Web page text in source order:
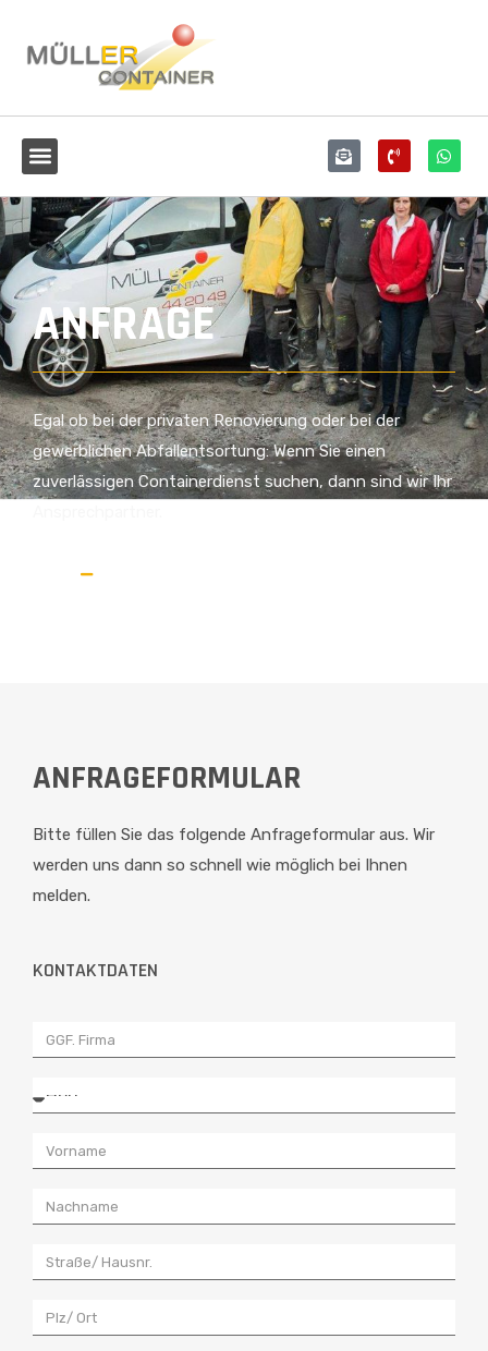
ANFRAGE
Egal ob bei der privaten Renovierung oder bei der
gewerblichen Abfallentsortung: Wenn Sie einen
zuverlässigen Containerdienst suchen, dann sind wir Ihr
ANFRAGEFORMULAR
Bitte füllen Sie das folgende Anfrageformular aus. Wir
werden uns dann so schnell wie möglich bei Ihnen
melden.
KONTAKTDATEN